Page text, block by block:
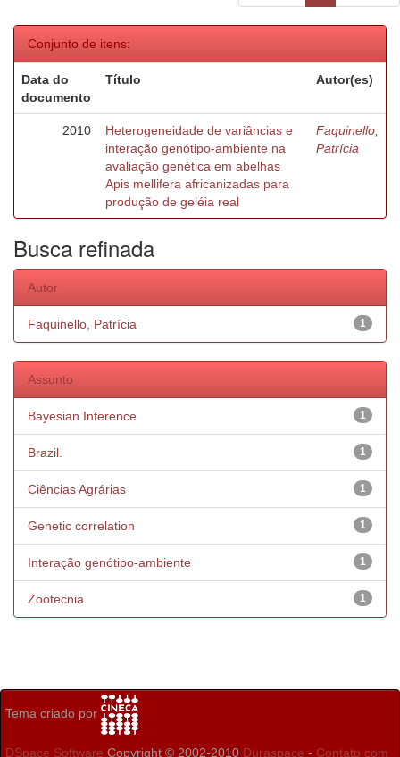
Conjunto de itens:
Data do
documento
Título Autor(es)
2010
Heterogeneidade de variâncias e
interação genótipo-ambiente na
avaliação genética em abelhas
Apis mellifera africanizadas para
produção de geléia real
Faquinello,
Patrícia
Busca refinada
Autor
1
Faquinello, Patrícia
Assunto
1
Bayesian Inference
1
Brazil.
1
Ciências Agrárias
1
Genetic correlation
1
Interação genótipo-ambiente
1
Zootecnia
Tema criado por
DSpace Software Copyright © 2002-2010 Duraspace - Contato com